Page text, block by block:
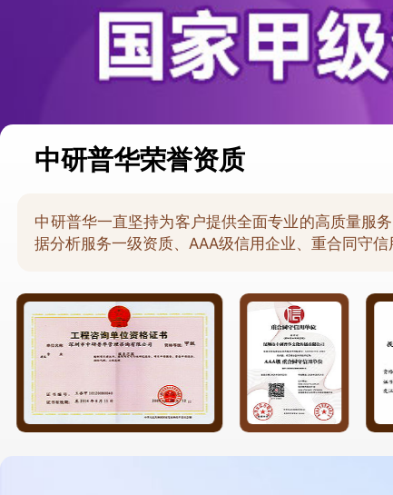
中研普华荣誉资质
中研普华一直坚持为客户提供全面专业的高质量服
据分析服务一级资质、AAA级信用企业、重合同守